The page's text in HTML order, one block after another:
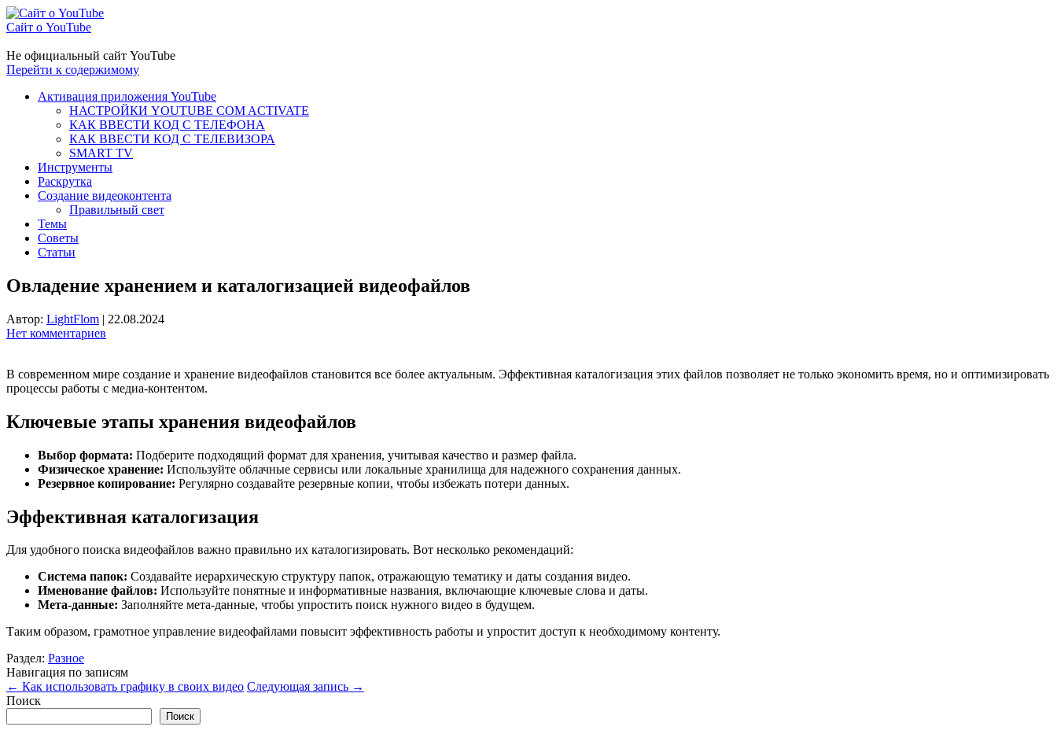
Сайт о YouTube
Не официальный сайт YouTube
Перейти к содержимому
Активация приложения YouTube
НАСТРОЙКИ YOUTUBE COM ACTIVATE
КАК ВВЕСТИ КОД С ТЕЛЕФОНА
КАК ВВЕСТИ КОД С ТЕЛЕВИЗОРА
SMART TV
Инструменты
Раскрутка
Создание видеоконтента
Правильный свет
Темы
Советы
Статьи
Овладение хранением и каталогизацией видеофайлов
Автор: LightFlom | 22.08.2024
Нет комментариев
В современном мире создание и хранение видеофайлов становится все более актуальным. Эффективная каталогизация этих файлов позволяет не только экономить время, но и оптимизировать
процессы работы с медиа-контентом.
Ключевые этапы хранения видеофайлов
Выбор формата: Подберите подходящий формат для хранения, учитывая качество и размер файла.
Физическое хранение: Используйте облачные сервисы или локальные хранилища для надежного сохранения данных.
Резервное копирование: Регулярно создавайте резервные копии, чтобы избежать потери данных.
Эффективная каталогизация
Для удобного поиска видеофайлов важно правильно их каталогизировать. Вот несколько рекомендаций:
Система папок: Создавайте иерархическую структуру папок, отражающую тематику и даты создания видео.
Именование файлов: Используйте понятные и информативные названия, включающие ключевые слова и даты.
Мета-данные: Заполняйте мета-данные, чтобы упростить поиск нужного видео в будущем.
Таким образом, грамотное управление видеофайлами повысит эффективность работы и упростит доступ к необходимому контенту.
Раздел: Разное
Навигация по записям
← Как использовать графику в своих видео Следующая запись →
Поиск
Поиск